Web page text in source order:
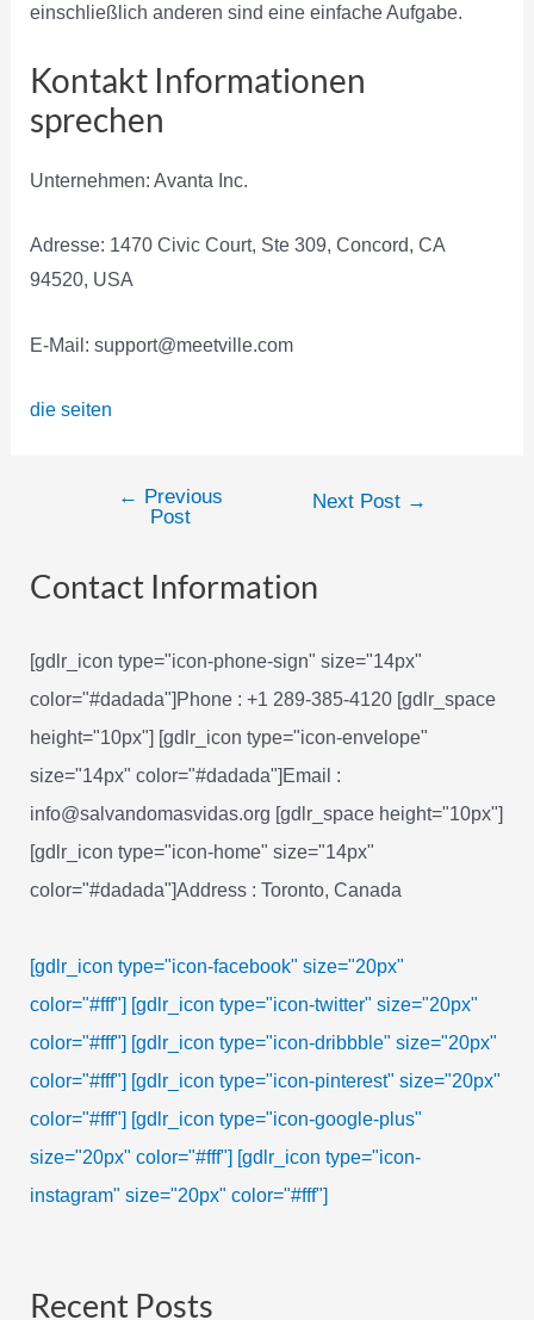
einschließlich anderen sind eine einfache Aufgabe.
Kontakt Informationen
sprechen
Unternehmen: Avanta Inc.
Adresse: 1470 Civic Court, Ste 309, Concord, CA
94520, USA
E-Mail: support@meetville.com
die seiten
← Previous
Post
Next Post →
Contact Information
[gdlr_icon type="icon-phone-sign" size="14px"
color="#dadada"]Phone : +1 289-385-4120 [gdlr_space
height="10px"] [gdlr_icon type="icon-envelope"
size="14px" color="#dadada"]Email :
info@salvandomasvidas.org [gdlr_space height="10px"]
[gdlr_icon type="icon-home" size="14px"
color="#dadada"]Address : Toronto, Canada
[gdlr_icon type="icon-facebook" size="20px"
color="#fff"]
[gdlr_icon type="icon-twitter" size="20px"
color="#fff"]
[gdlr_icon type="icon-dribbble" size="20px"
color="#fff"]
[gdlr_icon type="icon-pinterest" size="20px"
color="#fff"]
[gdlr_icon type="icon-google-plus"
size="20px" color="#fff"]
[gdlr_icon type="icon-
instagram" size="20px" color="#fff"]
Recent Posts